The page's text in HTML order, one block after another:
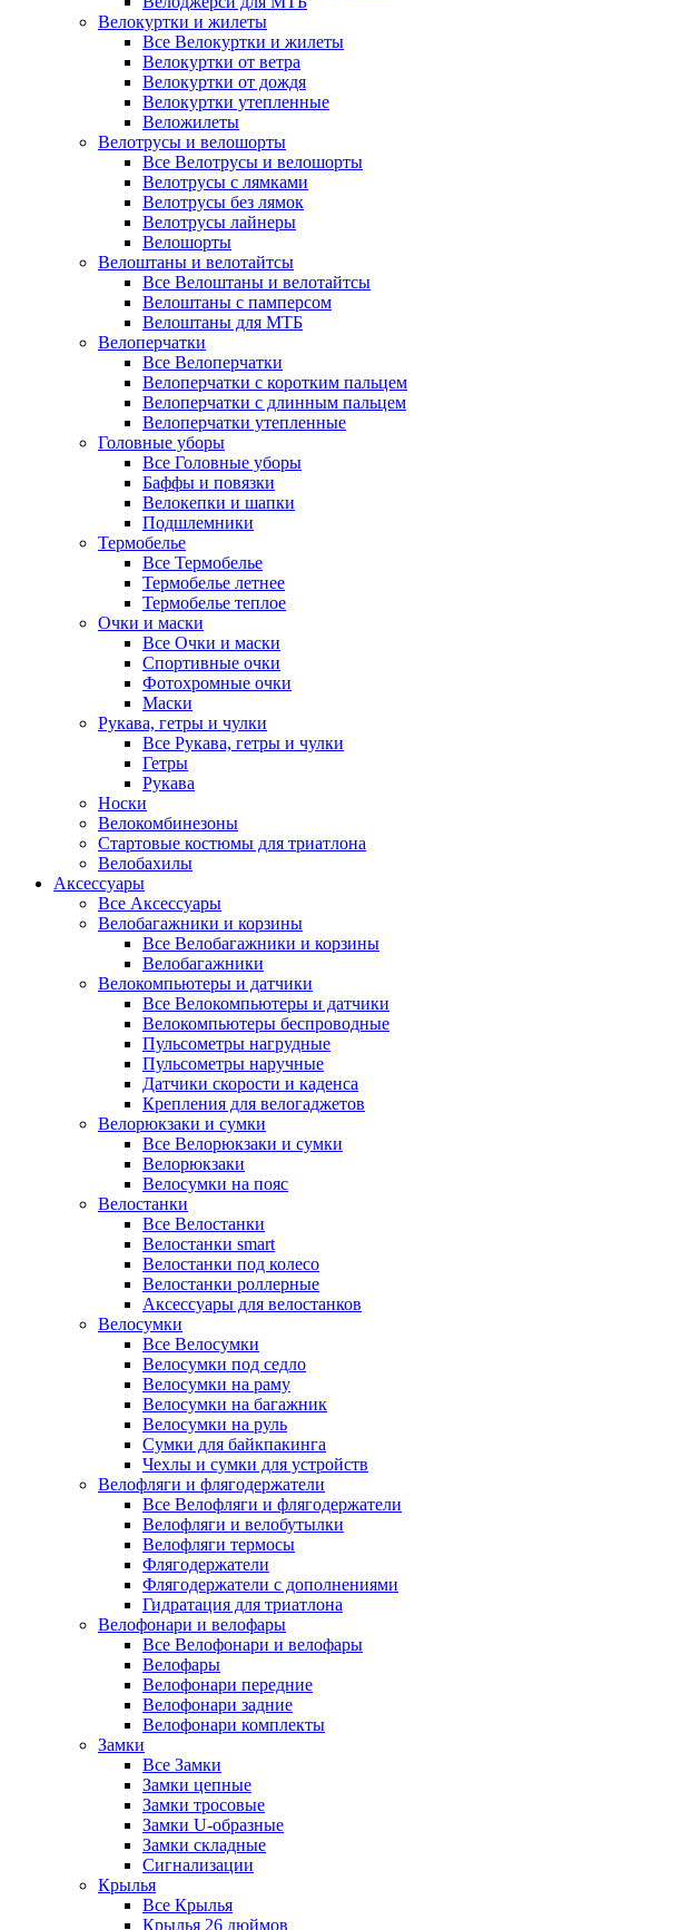
Велокуртки и жилеты
Все Велокуртки и жилеты
Велокуртки от ветра
Велокуртки от дождя
Велокуртки утепленные
Веложилеты
Велотрусы и велошорты
Все Велотрусы и велошорты
Велотрусы с лямками
Велотрусы без лямок
Велотрусы лайнеры
Велошорты
Велоштаны и велотайтсы
Все Велоштаны и велотайтсы
Велоштаны с памперсом
Велоштаны для МТБ
Велоперчатки
Все Велоперчатки
Велоперчатки с коротким пальцем
Велоперчатки с длинным пальцем
Велоперчатки утепленные
Головные уборы
Все Головные уборы
Баффы и повязки
Велокепки и шапки
Подшлемники
Термобелье
Все Термобелье
Термобелье летнее
Термобелье теплое
Очки и маски
Все Очки и маски
Спортивные очки
Фотохромные очки
Маски
Рукава, гетры и чулки
Все Рукава, гетры и чулки
Гетры
Рукава
Носки
Велокомбинезоны
Стартовые костюмы для триатлона
Велобахилы
Аксессуары
Все Аксессуары
Велобагажники и корзины
Все Велобагажники и корзины
Велобагажники
Велокомпьютеры и датчики
Все Велокомпьютеры и датчики
Велокомпьютеры беспроводные
Пульсометры нагрудные
Пульсометры наручные
Датчики скорости и каденса
Крепления для велогаджетов
Велорюкзаки и сумки
Все Велорюкзаки и сумки
Велорюкзаки
Велосумки на пояс
Велостанки
Все Велостанки
Велостанки smart
Велостанки под колесо
Велостанки роллерные
Аксессуары для велостанков
Велосумки
Все Велосумки
Велосумки под седло
Велосумки на раму
Велосумки на багажник
Велосумки на руль
Сумки для байкпакинга
Чехлы и сумки для устройств
Велофляги и флягодержатели
Все Велофляги и флягодержатели
Велофляги и велобутылки
Велофляги термосы
Флягодержатели
Флягодержатели с дополнениями
Гидратация для триатлона
Велофонари и велофары
Все Велофонари и велофары
Велофары
Велофонари передние
Велофонари задние
Велофонари комплекты
Замки
Все Замки
Замки цепные
Замки тросовые
Замки U-образные
Замки складные
Сигнализации
Крылья
Все Крылья
Крылья 26 дюймов